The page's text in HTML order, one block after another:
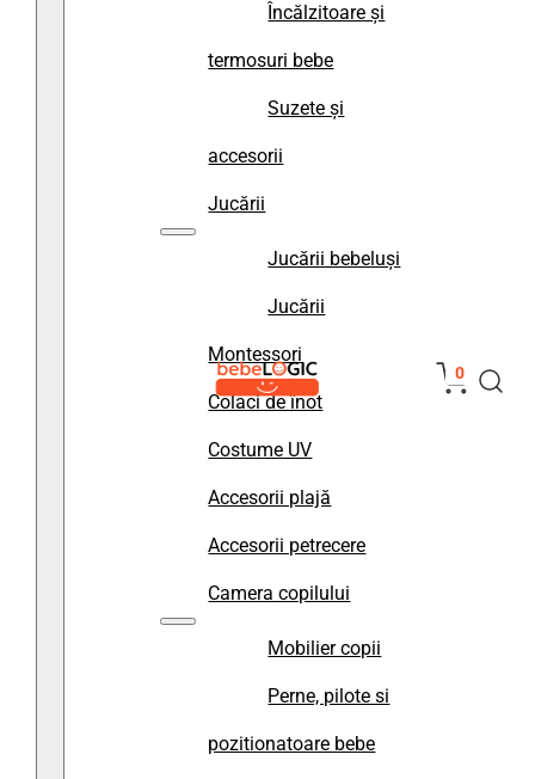
Încălzitoare și
termosuri bebe
Suzete și
accesorii
Jucării
Jucării bebeluși
Jucării
Montessori
Colaci de înot
Costume UV
Accesorii plajă
Accesorii petrecere
Camera copilului
Mobilier copii
Perne, pilote si
pozitionatoare bebe
0